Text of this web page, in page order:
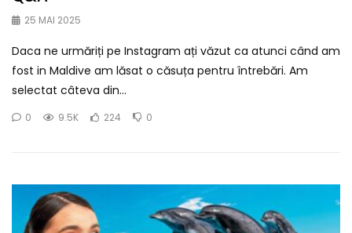
25 MAI 2025
Daca ne urmăriți pe Instagram ați văzut ca atunci când am
fost in Maldive am lăsat o căsuța pentru întrebări. Am
selectat câteva din...
0 9.5K 224 0